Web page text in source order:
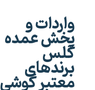
واردات و
پخش عمده
گلس
برندهای
معتبر گوشی